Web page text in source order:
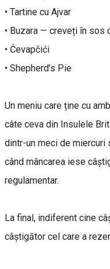
• Tartine cu Ajvar
• Buzara — creveți în sos
• Ćevapčići
• Shepherd’s Pie
Un meniu care ține cu
câte ceva din Insulele
dintr-un meci de miercuri
când mâncarea iese
regulamentar.
La final, indiferent cine
câștigător cel care a